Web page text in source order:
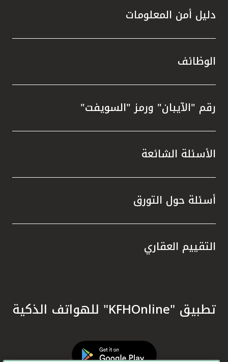
دليل أمن المعلومات
الوظائف
رقم "الآيبان" ورمز "السويفت"
الأسئلة الشائعة
أسئلة حول التورق
التقييم العقاري
تطبيق "KFHOnline" للهواتف الذكية